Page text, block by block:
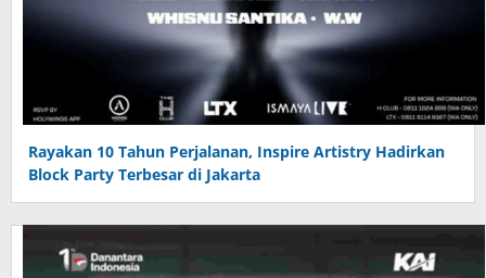
Rayakan 10 Tahun Perjalanan, Inspire Artistry Hadirkan
Block Party Terbesar di Jakarta